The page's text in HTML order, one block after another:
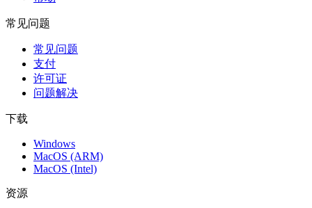
常见问题
常见问题
支付
许可证
问题解决
下载
Windows
MacOS (ARM)
MacOS (Intel)
资源